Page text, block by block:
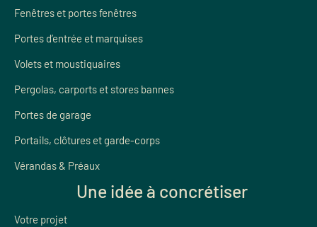
Fenêtres et portes fenêtres
Portes d’entrée et marquises
Volets et moustiquaires
Pergolas, carports et stores bannes
Portes de garage
Portails, clôtures et garde-corps
Vérandas & Préaux
Une idée à concrétiser
Votre projet